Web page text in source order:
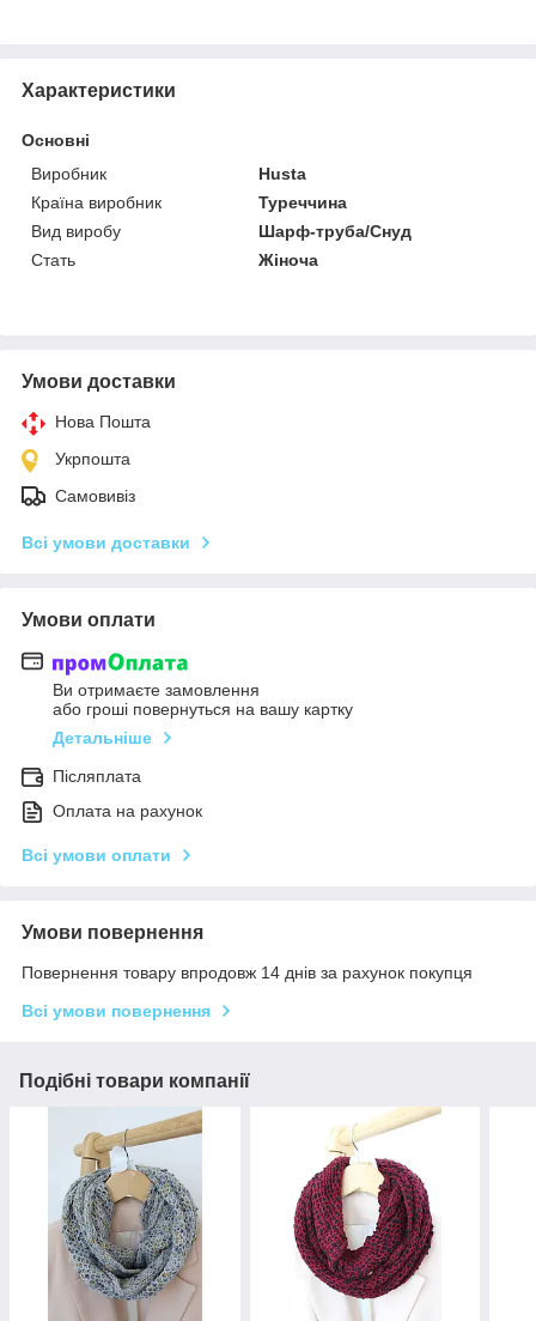
Характеристики
Основні
Виробник
Husta
Країна виробник
Туреччина
Вид виробу
Шарф-труба/Снуд
Стать
Жіноча
Умови доставки
Нова Пошта
Укрпошта
Самовивіз
Всі умови доставки
Умови оплати
Ви отримаєте замовлення
або гроші повернуться на вашу картку
Детальніше
Післяплата
Оплата на рахунок
Всі умови оплати
Умови повернення
Повернення товару впродовж 14 днів за рахунок покупця
Всі умови повернення
Подібні товари компанії